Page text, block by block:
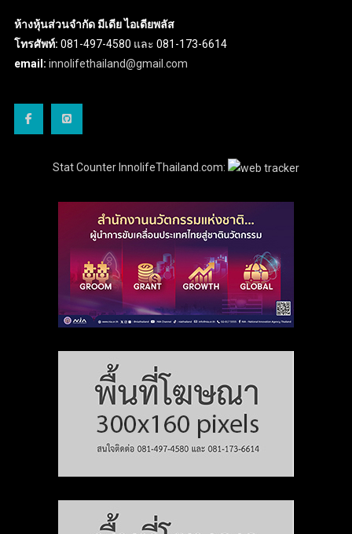
ห้างหุ้นส่วนจำกัด มีเดีย ไอเดียพลัส
โทรศัพท์: 081-497-4580 และ 081-173-6614
email: innolifethailand@gmail.com
Stat Counter InnolifeThailand.com: